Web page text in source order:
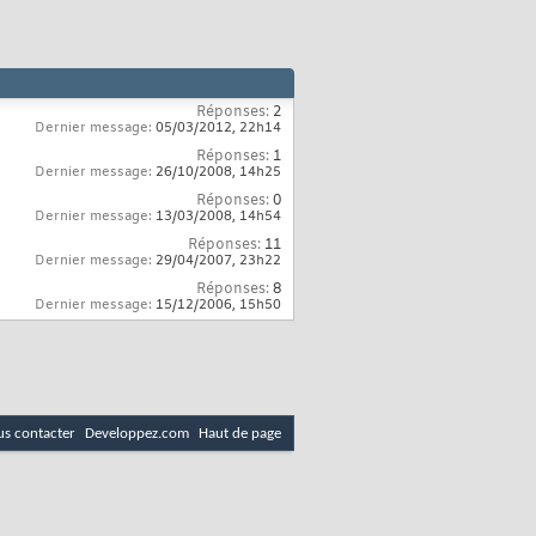
Réponses: 2
Dernier message: 05/03/2012, 22h14
Réponses: 1
Dernier message: 26/10/2008, 14h25
Réponses:0
Dernier message: 13/03/2008, 14h54
Réponses: 11
Dernier message: 29/04/2007, 23h22
Réponses:8
Dernier message: 15/12/2006, 15h50
contacter Developpez.com Haut de page